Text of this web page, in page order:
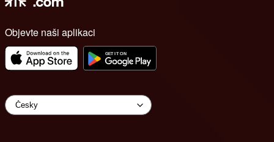
Objevte naši aplikaci